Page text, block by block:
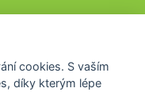
cookies. S vaším
díky kterým lépe